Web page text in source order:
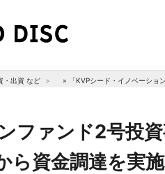
・出資 など » 「KVPシード・イノベーショ
ファンド2号投
ら資金調達を実施